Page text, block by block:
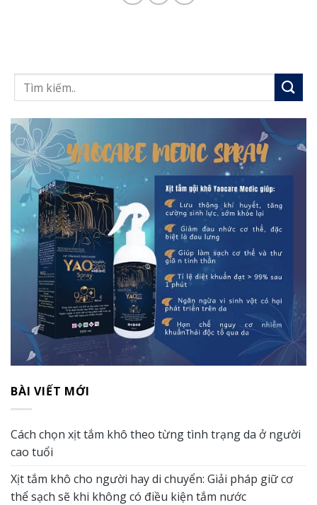
BÀI VIẾT MỚI
Cách chọn xịt tắm khô theo từng tình trạng da ở người
cao tuổi
Xịt tắm khô cho người hay di chuyển: Giải pháp giữ cơ
thể sạch sẽ khi không có điều kiện tắm nước